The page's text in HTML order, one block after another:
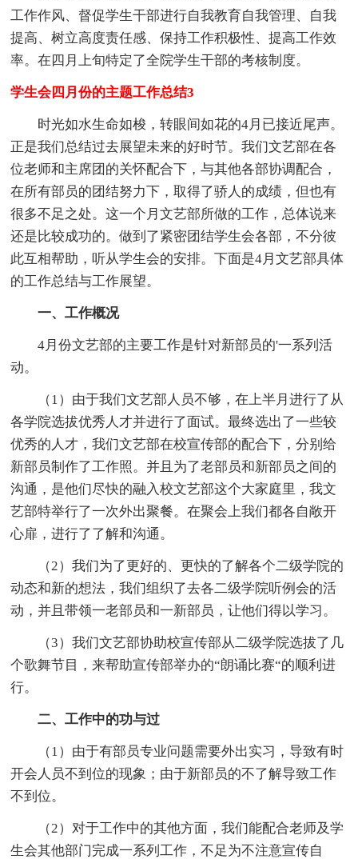
工作作风、督促学生干部进行自我教育自我管理、自我
提高、树立高度责任感、保持工作积极性、提高工作效
率。在四月上旬特定了全院学生干部的考核制度。
学生会四月份的主题工作总结3
时光如水生命如梭，转眼间如花的4月已接近尾声。
正是我们总结过去展望未来的好时节。我们文艺部在各
位老师和主席团的关怀配合下，与其他各部协调配合，
在所有部员的团结努力下，取得了骄人的成绩，但也有
很多不足之处。这一个月文艺部所做的工作，总体说来
还是比较成功的。做到了紧密团结学生会各部，不分彼
此互相帮助，听从学生会的安排。下面是4月文艺部具体
的工作总结与工作展望。
一、工作概况
4月份文艺部的主要工作是针对新部员的'一系列活
动。
（1）由于我们文艺部人员不够，在上半月进行了从
各学院选拔优秀人才并进行了面试。最终选出了一些较
优秀的人才，我们文艺部在校宣传部的配合下，分别给
新部员制作了工作照。并且为了老部员和新部员之间的
沟通，是他们尽快的融入校文艺部这个大家庭里，我文
艺部特举行了一次外出聚餐。在聚会上我们都各自敞开
心扉，进行了了解和沟通。
（2）我们为了更好的、更快的了解各个二级学院的
动态和新的想法，我们组织了去各二级学院听例会的活
动，并且带领一老部员和一新部员，让他们得以学习。
（3）我们文艺部协助校宣传部从二级学院选拔了几
个歌舞节目，来帮助宣传部举办的“朗诵比赛“的顺利进
行。
二、工作中的功与过
（1）由于有部员专业问题需要外出实习，导致有时
开会人员不到位的现象；由于新部员的不了解导致工作
不到位。
（2）对于工作中的其他方面，我们能配合老师及学
生会其他部门完成一系列工作，不足为不注意宣传自